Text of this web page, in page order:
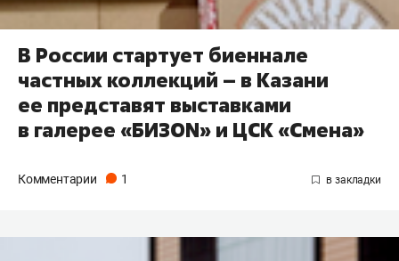
В России стартует биеннале
частных коллекций – в Казани
ее представят выставками
в галерее «БИЗОN» и ЦСК «Смена»
Комментарии 1